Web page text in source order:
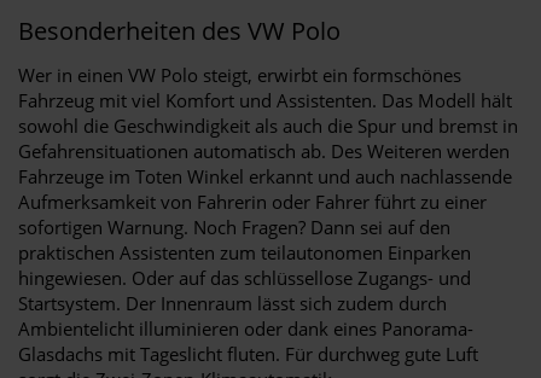
Besonderheiten des VW Polo
Wer in einen VW Polo steigt, erwirbt ein formschönes
Fahrzeug mit viel Komfort und Assistenten. Das Modell hält
sowohl die Geschwindigkeit als auch die Spur und bremst in
Gefahrensituationen automatisch ab. Des Weiteren werden
Fahrzeuge im Toten Winkel erkannt und auch nachlassende
Aufmerksamkeit von Fahrerin oder Fahrer führt zu einer
sofortigen Warnung. Noch Fragen? Dann sei auf den
praktischen Assistenten zum teilautonomen Einparken
hingewiesen. Oder auf das schlüssellose Zugangs- und
Startsystem. Der Innenraum lässt sich zudem durch
Ambientelicht illuminieren oder dank eines Panorama-
Glasdachs mit Tageslicht fluten. Für durchweg gute Luft